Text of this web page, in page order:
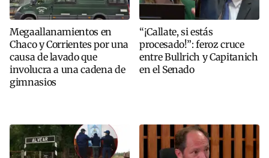
Megaallanamientos en
Chaco y Corrientes por una
causa de lavado que
involucra a una cadena de
gimnasios
“¡Callate, si estás
procesado!”: feroz cruce
entre Bullrich y Capitanich
en el Senado